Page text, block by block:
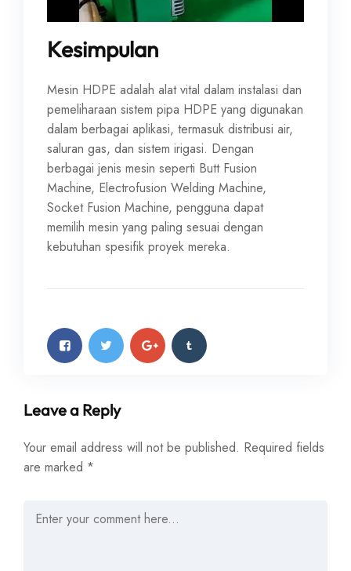
Kesimpulan
Mesin HDPE adalah alat vital dalam instalasi dan
pemeliharaan sistem pipa HDPE yang digunakan
dalam berbagai aplikasi, termasuk distribusi air,
saluran gas, dan sistem irigasi. Dengan
berbagai jenis mesin seperti Butt Fusion
Machine, Electrofusion Welding Machine,
Socket Fusion Machine, pengguna dapat
memilih mesin yang paling sesuai dengan
kebutuhan spesifik proyek mereka.
Leave a Reply
Your email address will not be published. Required fields
are marked *